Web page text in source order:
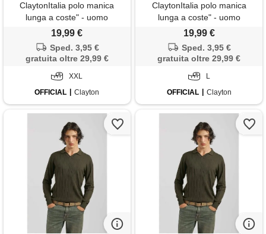
ClaytonItalia polo manica
lunga a coste" - uomo
19,99 €
Sped. 3,95 €
gratuita oltre 29,99 €
XXL
OFFICIAL
Clayton
ClaytonItalia polo manica
lunga a coste" - uomo
19,99 €
Sped. 3,95 €
gratuita oltre 29,99 €
L
OFFICIAL
Clayton